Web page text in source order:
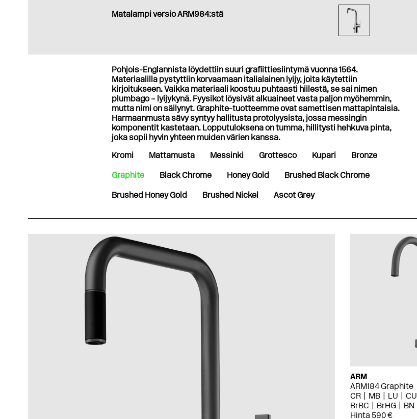
Matalampi versio ARM984:stä
Pohjois-Englannista löydettiin suuri grafiittiesiintymä vuonna 1564.
Materiaalilla pystyttiin korvaamaan italialainen lyijy, joita käytettiin
kirjoitukseen. Vaikka materiaali koostuu puhtaasti hiilestä, se sai nimen
plumbago – lyijykynä. Fyysikot löysivät alkuaineet vasta paljon myöhemmin,
mutta nimi on säilynyt. Graphite-tuotteemme ovat samettisen mattapintaisia.
Harmaanmusta sävy syntyy hallitusta protolyysista, jossa messingin
komponentit kastetaan. Lopputuloksena on tumma, hillitysti hehkuva pinta,
joka sopii hyvin yhteen muiden värien kanssa.
Kromi
Mattamusta Messinki Grottesco Kupari Bronze
Graphite Black Chrome Honey Gold Brushed Black Chrome
Brushed Honey Gold Brushed Nickel Ascot Grey
ARM
ARM184 Graphite
CR
MB LU CU
BrBC
BrHG BN
Hinta 590 €